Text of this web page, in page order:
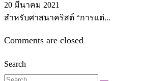
20 มีนาคม 2021
สำหรับศาสนาคริสต์ “การแต่...
Comments are closed
Search